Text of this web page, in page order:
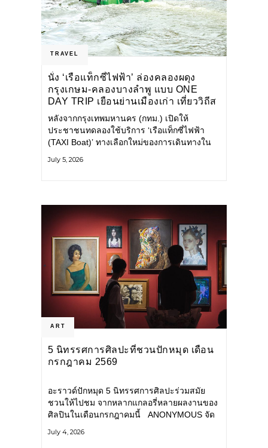
TRAVEL
นั่ง ‘เรือแท็กซี่ไฟฟ้า’ ล่องคลองผดุง
กรุงเกษม-คลองบางลำพู แบบ ONE
DAY TRIP เยือนย่านเมืองเก่า เที่ยววิถีส
โลว์ไลฟ์แบบรักษ์โลก
หลังจากกรุงเทพมหานคร (กทม.) เปิดให้
ประชาชนทดลองใช้บริการ ‘เรือแท็กซี่ไฟฟ้า
(TAXI Boat)’ ทางเลือกใหม่ของการเดินทางใน
แวดล้อม ผ่านแอปพลิเคชัน MuvMi (มูฟมี)
July 5, 2026
ART
5 นิทรรศการศิลปะที่ชวนปักหมุด เดือน
กรกฎาคม 2569
อะราวด์ปักหมุด 5 นิทรรศการศิลปะร่วมสมัย
ชวนให้ไปชม จากหลากแกลอรี่หลายผลงานของ
ศิลปินในเดือนกรกฎาคมนี้ ANONYMOUS จัด
กลุ่ม Anonymous โดยมี นิ่ม
July 4, 2026